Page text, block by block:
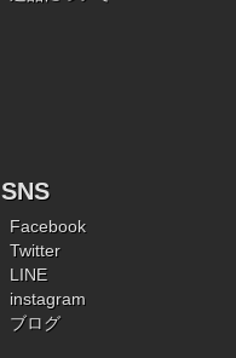
SNS
Facebook
Twitter
LINE
instagram
ブログ